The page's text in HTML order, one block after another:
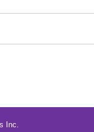
Inc.